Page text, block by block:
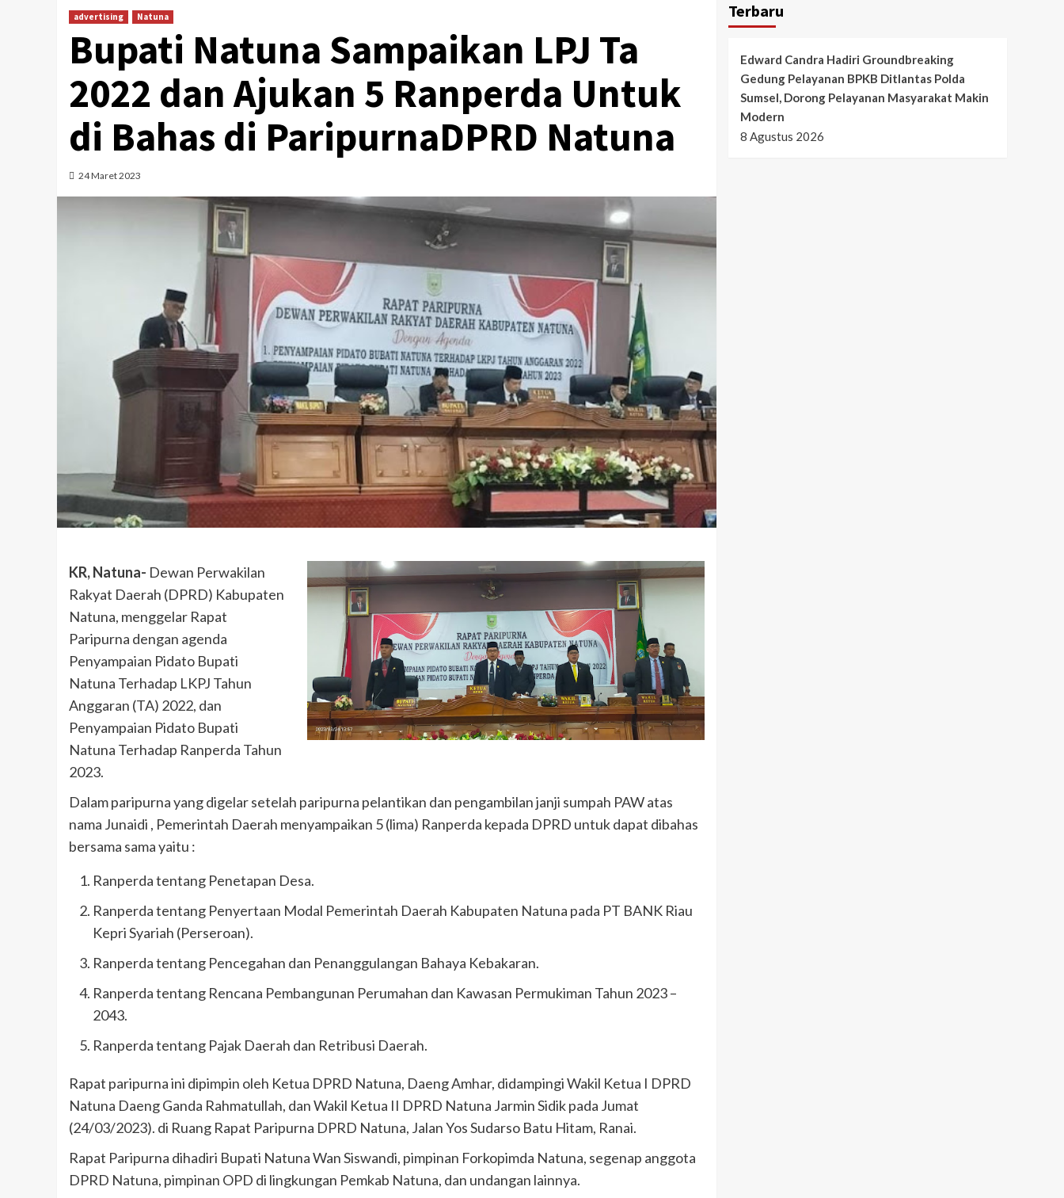
advertising Natuna
Bupati Natuna Sampaikan LPJ Ta
2022 dan Ajukan 5 Ranperda Untuk
di Bahas di ParipurnaDPRD Natuna
24 Maret 2023
KR, Natuna- Dewan Perwakilan
Rakyat Daerah (DPRD) Kabupaten
Natuna, menggelar Rapat
Paripurna dengan agenda
Penyampaian Pidato Bupati
Natuna Terhadap LKPJ Tahun
Anggaran (TA) 2022, dan
Penyampaian Pidato Bupati
Natuna Terhadap Ranperda Tahun
2023.
Dalam paripurna yang digelar setelah paripurna pelantikan dan pengambilan janji sumpah PAW atas
nama Junaidi , Pemerintah Daerah menyampaikan 5 (lima) Ranperda kepada DPRD untuk dapat dibahas
bersama sama yaitu :
Ranperda tentang Penetapan Desa.
Ranperda tentang Penyertaan Modal Pemerintah Daerah Kabupaten Natuna pada PT BANK Riau
Kepri Syariah (Perseroan).
Ranperda tentang Pencegahan dan Penanggulangan Bahaya Kebakaran.
Ranperda tentang Rencana Pembangunan Perumahan dan Kawasan Permukiman Tahun 2023 –
2043.
Ranperda tentang Pajak Daerah dan Retribusi Daerah.
Rapat paripurna ini dipimpin oleh Ketua DPRD Natuna, Daeng Amhar, didampingi Wakil Ketua I DPRD
Natuna Daeng Ganda Rahmatullah, dan Wakil Ketua II DPRD Natuna Jarmin Sidik pada Jumat
(24/03/2023). di Ruang Rapat Paripurna DPRD Natuna, Jalan Yos Sudarso Batu Hitam, Ranai.
Rapat Paripurna dihadiri Bupati Natuna Wan Siswandi, pimpinan Forkopimda Natuna, segenap anggota
DPRD Natuna, pimpinan OPD di lingkungan Pemkab Natuna, dan undangan lainnya.
Terbaru
Edward Candra Hadiri Groundbreaking
Gedung Pelayanan BPKB Ditlantas Polda
Sumsel, Dorong Pelayanan Masyarakat Makin
Modern
8 Agustus 2026